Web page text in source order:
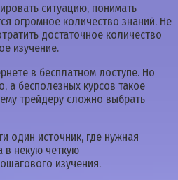
ситуацию, понимать
огромное количество знаний. Не
достаточное количество
изучение.
в бесплатном доступе. Но
а бесполезных курсов такое
трейдеру сложно выбрать
один источник, где нужная
в некую четкую
изучения.